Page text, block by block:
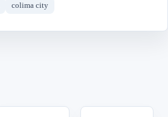
colima city